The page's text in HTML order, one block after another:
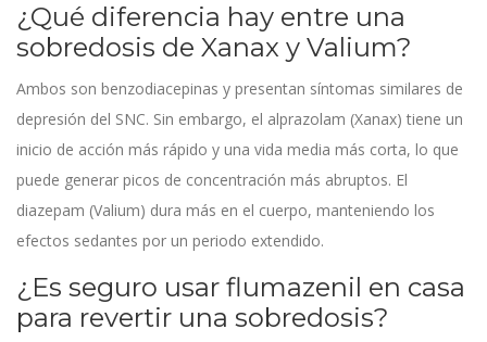
¿Qué diferencia hay entre una
sobredosis de Xanax y Valium?
Ambos son benzodiacepinas y presentan síntomas similares de
depresión del SNC. Sin embargo, el alprazolam (Xanax) tiene un
inicio de acción más rápido y una vida media más corta, lo que
puede generar picos de concentración más abruptos. El
diazepam (Valium) dura más en el cuerpo, manteniendo los
efectos sedantes por un periodo extendido.
¿Es seguro usar flumazenil en casa
para revertir una sobredosis?